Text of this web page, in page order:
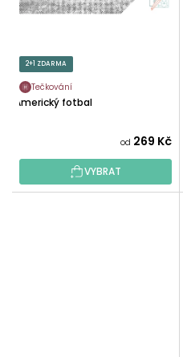
2+1 ZDARMA
Tečkování
Americký fotbal
od 269 Kč
VYBRAT